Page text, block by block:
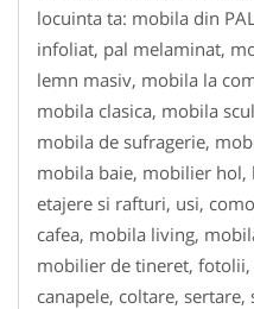
locuinta ta: mobila din
infoliat, pal melaminat,
lemn masiv, mobila la
mobila clasica, mobila
mobila de sufragerie,
mobila baie, mobilier
etajere si rafturi, usi,
cafea, mobila living,
mobilier de tineret,
canapele, coltare,